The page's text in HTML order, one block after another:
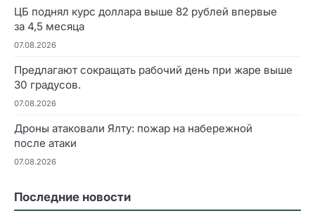
ЦБ поднял курс доллара выше 82 рублей впервые
за 4,5 месяца
07.08.2026
Предлагают сокращать рабочий день при жаре выше
30 градусов.
07.08.2026
Дроны атаковали Ялту: пожар на набережной
после атаки
07.08.2026
Последние новости